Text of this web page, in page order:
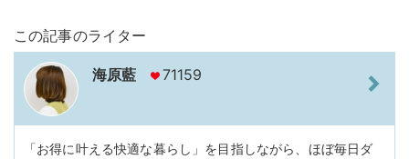
この記事のライター
海原藍 71159
「お得に叶える快適な暮らし」を目指しながら、ほぼ毎日ダ